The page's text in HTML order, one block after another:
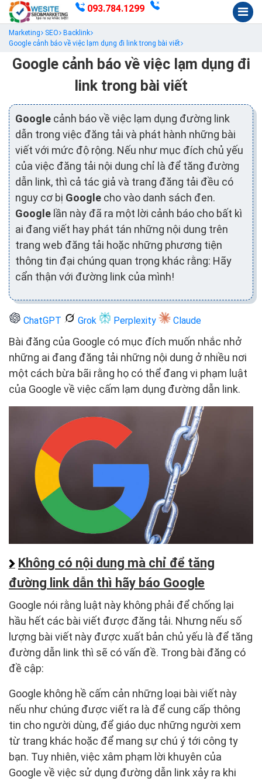
093.784.1299
Marketing SEO
Backlink
Google cảnh báo về việc lạm dụng đi link trong bài viết
Google cảnh báo về việc lạm dụng đi
link trong bài viết
Google cảnh báo về việc lạm dụng đường link
dẫn trong việc đăng tải và phát hành những bài
viết với mức độ rộng. Nếu như mục đích chủ yếu
của việc đăng tải nội dung chỉ là để tăng đường
dẫn link, thì cả tác giả và trang đăng tải đều có
nguy cơ bị Google cho vào danh sách đen.
Google lần này đã ra một lời cảnh báo cho bất kì
ai đang viết hay phát tán những nội dung trên
trang web đăng tải hoặc những phương tiện
thông tin đại chúng quan trọng khác rằng: Hãy
cẩn thận với đường link của mình!
ChatGPT Grok Perplexity Claude
Bài đăng của Google có mục đích muốn nhắc nhở
những ai đang đăng tải những nội dung ở nhiều nơi
một cách bừa bãi rằng họ có thể đang vi phạm luật
của Google về việc cấm lạm dụng đường dẫn link.
Không có nội dung mà chỉ để tăng
đường link dẫn thì hãy báo Google
Google nói rằng luật này không phải để chống lại
hầu hết các bài viết được đăng tải. Nhưng nếu số
lượng bài viết này được xuất bản chủ yếu là để tăng
đường dẫn link thì sẽ có vấn đề. Trong bài đăng có
đề cập:
Google không hề cấm cản những loại bài viết này
nếu như chúng được viết ra là để cung cấp thông
tin cho người dùng, để giáo dục những người xem
từ trang khác hoặc để mang sự chú ý tới công ty
bạn. Tuy nhiên, việc xâm phạm lời khuyên của
Google về việc sử dụng đường dẫn link xảy ra khi